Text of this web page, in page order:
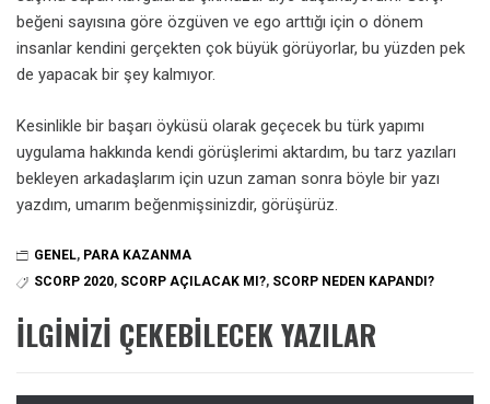
beğeni sayısına göre özgüven ve ego arttığı için o dönem
insanlar kendini gerçekten çok büyük görüyorlar, bu yüzden pek
de yapacak bir şey kalmıyor.
Kesinlikle bir başarı öyküsü olarak geçecek bu türk yapımı
uygulama hakkında kendi görüşlerimi aktardım, bu tarz yazıları
bekleyen arkadaşlarım için uzun zaman sonra böyle bir yazı
yazdım, umarım beğenmişsinizdir, görüşürüz.
GENEL, PARA KAZANMA
SCORP 2020, SCORP AÇILACAK MI?, SCORP NEDEN KAPANDI?
İLGINIZI ÇEKEBILECEK YAZILAR